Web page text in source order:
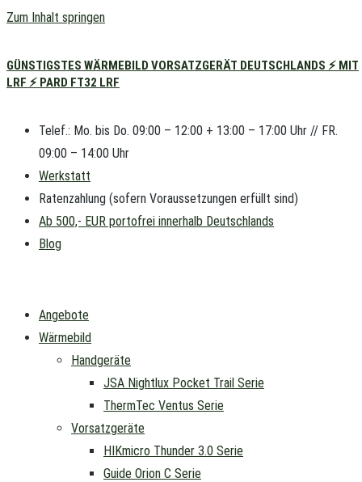
Zum Inhalt springen
GÜNSTIGSTES WÄRMEBILD VORSATZGERÄT DEUTSCHLANDS ⚡ MIT
LRF ⚡ PARD FT32 LRF
Telef.: Mo. bis Do. 09:00 – 12:00 + 13:00 – 17:00 Uhr // FR.
09:00 – 14:00 Uhr
Werkstatt
Ratenzahlung (sofern Voraussetzungen erfüllt sind)
Ab 500,- EUR portofrei innerhalb Deutschlands
Blog
Angebote
Wärmebild
Handgeräte
JSA Nightlux Pocket Trail Serie
ThermTec Ventus Serie
Vorsatzgeräte
HIKmicro Thunder 3.0 Serie
Guide Orion C Serie